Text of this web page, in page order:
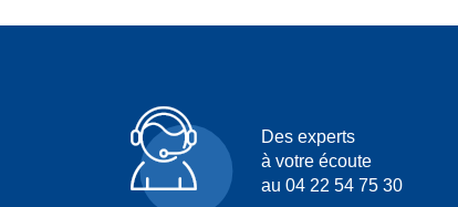
Des experts
à votre écoute
au 04 22 54 75 30